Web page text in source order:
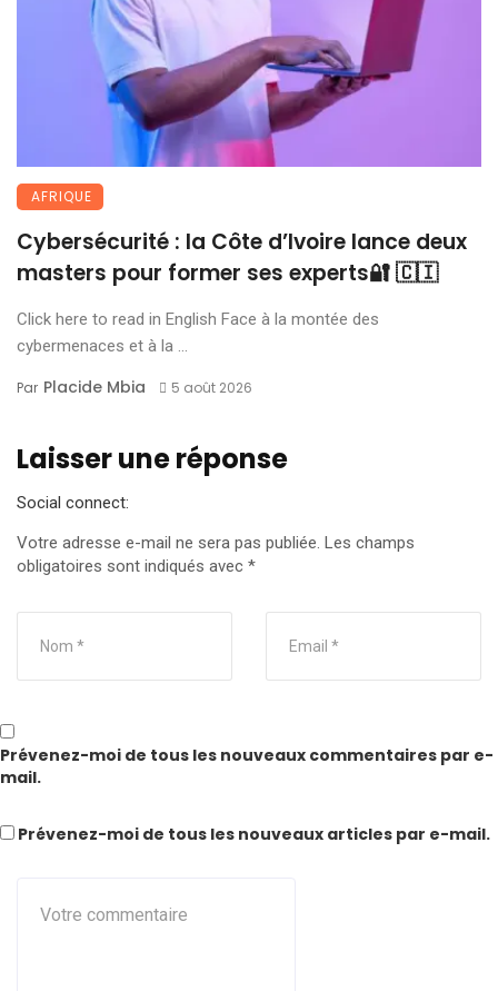
AFRIQUE
Cybersécurité : la Côte d’Ivoire lance deux
masters pour former ses experts🔐 🇨🇮
Click here to read in English Face à la montée des
cybermenaces et à la ...
Par Placide Mbia 5 août 2026
Laisser une réponse
Social connect:
Votre adresse e-mail ne sera pas publiée. Les champs
obligatoires sont indiqués avec *
Prévenez-moi de tous les nouveaux commentaires par e-
mail.
Prévenez-moi de tous les nouveaux articles par e-mail.